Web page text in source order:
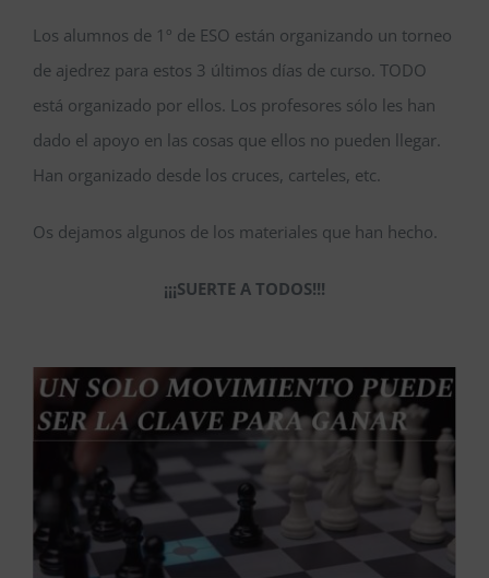
Servicios
A.M.P.A
Admisiones 2026-2027
Los alumnos de 1º de ESO están organizando un torneo
de ajedrez para estos 3 últimos días de curso. TODO
está organizado por ellos. Los profesores sólo les han
dado el apoyo en las cosas que ellos no pueden llegar.
Han organizado desde los cruces, carteles, etc.
Os dejamos algunos de los materiales que han hecho.
¡¡¡SUERTE A TODOS!!!